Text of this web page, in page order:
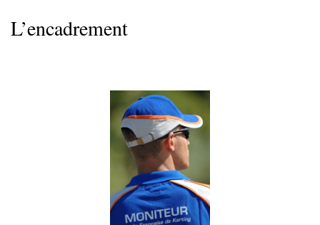
L’encadrement